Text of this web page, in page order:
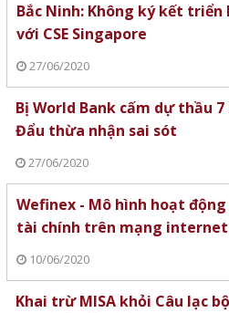
Bắc Ninh: Không ký kết
với CSE Singapore
27/06/2020
Bị World Bank cấm dự thầu
Đẩu thừa nhận sai sót
27/06/2020
Wefinex - Mô hình hoạt
tài chính trên mạng internet
10/06/2020
Khai trừ MISA khỏi Câu lạc